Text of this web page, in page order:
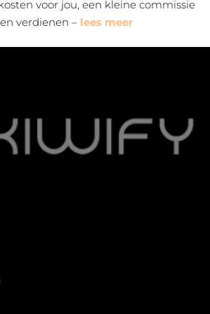
voor jou, een kleine commissie
verdienen – lees meer